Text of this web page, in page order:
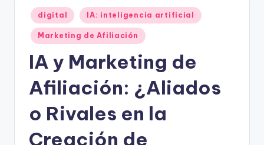
Publicado
en
digital IA: inteligencia artificial
Marketing de Afiliación
IA y Marketing de
Afiliación: ¿Aliados
o Rivales en la
Creación de